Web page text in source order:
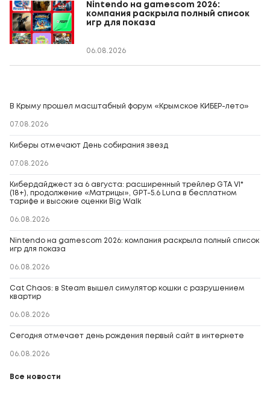
Nintendo на gamescom 2026:
компания раскрыла полный список
игр для показа
06.08.2026
В Крыму прошел масштабный форум «Крымское КИБЕР-лето»
07.08.2026
Киберы отмечают День собирания звезд
07.08.2026
Кибердайджест за 6 августа: расширенный трейлер GTA VI*
(18+), продолжение «Матрицы», GPT-5.6 Luna в бесплатном
тарифе и высокие оценки Big Walk
06.08.2026
Nintendo на gamescom 2026: компания раскрыла полный список
игр для показа
06.08.2026
Cat Chaos: в Steam вышел симулятор кошки с разрушением
квартир
06.08.2026
Сегодня отмечает день рождения первый сайт в интернете
06.08.2026
Все новости